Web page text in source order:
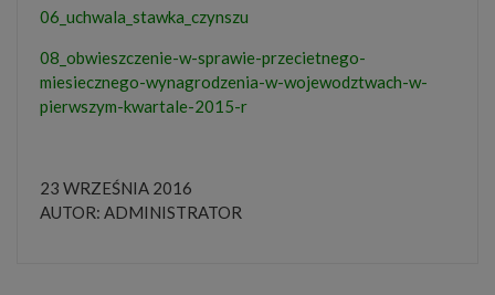
06_uchwala_stawka_czynszu
08_obwieszczenie-w-sprawie-przecietnego-
miesiecznego-wynagrodzenia-w-wojewodztwach-w-
pierwszym-kwartale-2015-r
23 WRZEŚNIA 2016
AUTOR: ADMINISTRATOR